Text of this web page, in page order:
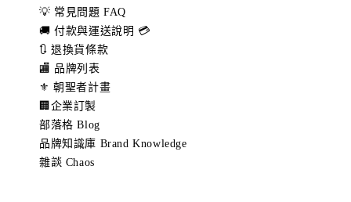
💡 常見問題 FAQ
🚚 付款與運送說明 💳
🔃 退換貨條款
🏬 品牌列表
⚜️ 朝聖者計畫
🏢企業訂製
部落格 Blog
品牌知識庫 Brand Knowledge
雜談 Chaos